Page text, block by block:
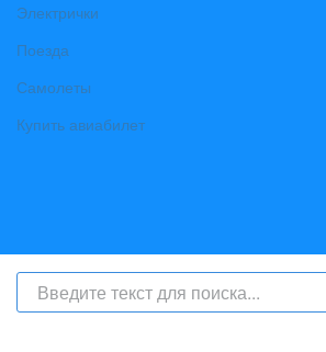
Электрички
Поезда
Самолеты
Купить авиабилет